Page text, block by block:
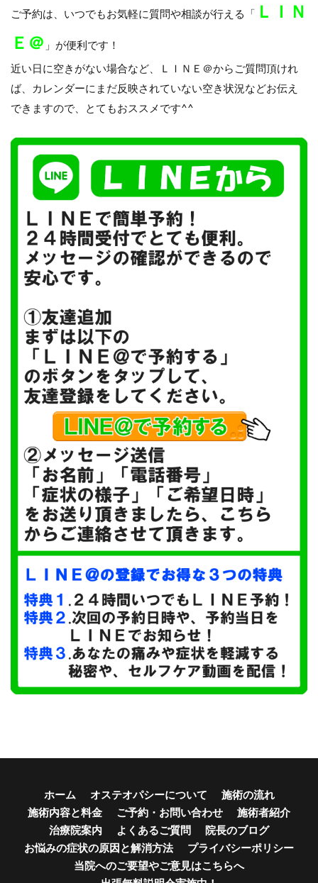
ご予約は、いつでもお気軽に質問や相談が行える「 ＬＩＮ
Ｅ＠ 」が便利です！
近い日に空きがない場合など、ＬＩＮＥ＠からご質問頂けれ
ば、カレンダーにまだ反映されていない空き状況などお伝え
できますので、とてもおススメです^^
ホーム オステオパシーについて
施術の流れ
施術内容と料金
ご予約・お問い合わせ
施術者紹介
治療院案内
よくあるご質問
院長のブログ
お悩みの症状の原因と解消方法
プライバシーポリシー
当院へのご要望やご意見はこちらへ